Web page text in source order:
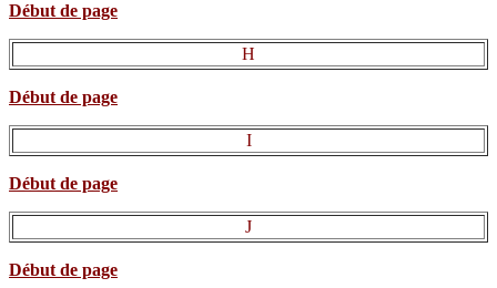
Début de page
H
Début de page
I
Début de page
J
Début de page